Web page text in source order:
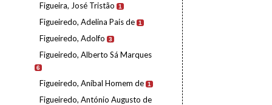
Figueira, José Tristão 1
Figueiredo, Adelina Pais de 1
Figueiredo, Adolfo 3
Figueiredo, Alberto Sá Marques
6
Figueiredo, Aníbal Homem de 1
Figueiredo, António Augusto de